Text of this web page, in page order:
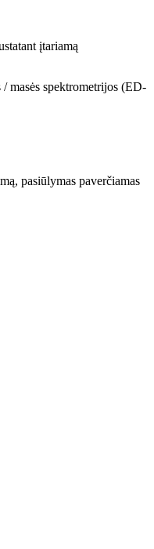
įtariamą
masės spektrometrijos (ED-
pasiūlymas paverčiamas